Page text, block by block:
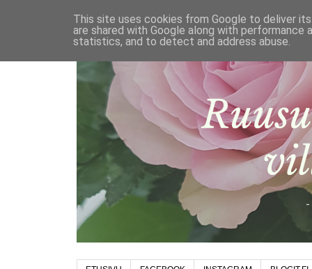
This site uses cookies from Google to deliver
are shared with Google along with
statistics, and to detect and address abuse.